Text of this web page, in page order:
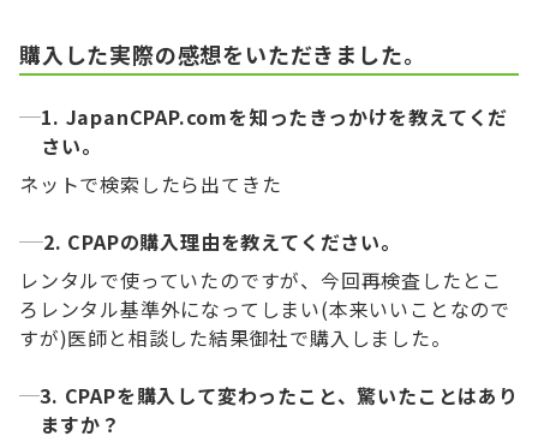
購入した実際の感想をいただきました。
1. JapanCPAP.comを知ったきっかけを教えてくだ
さい。
ネットで検索したら出てきた
2. CPAPの購入理由を教えてください。
レンタルで使っていたのですが、今回再検査したとこ
ろレンタル基準外になってしまい(本来いいことなので
すが)医師と相談した結果御社で購入しました。
3. CPAPを購入して変わったこと、驚いたことはあり
ますか？